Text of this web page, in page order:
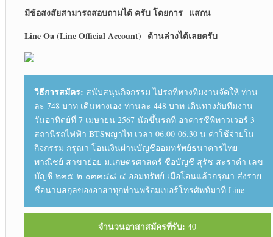
มีข้อสงสัยสามารถสอบถามได้ ครับ โดยการแสกน
Line Oa (Line Official Account) ด้านล่างได้เลยครับ
วิธีการสมัคร: สนับสนุนกิจกรรม ไปรถที่ทางทีมงานจัดให้ ท่าน
ละ 748 บาท เดินทางเอง ท่านละ 448 บาท เดินทางกับทีมงาน
วันอาทิตย์ที่ 7 เมษายน 2567 นัดขึ้นรถที่ อาคารซีพีทาวเวอร์ 3
สถานีรถไฟฟ้า BTSพญาไท เวลา 06.00-06.30 น ค่าใช้จ่ายใน
กิจกรรม กรุณา โอนเงินผ่านบัญชีออมทรัพย์ธนาคารไทย
พาณิชย์ สาขาย่อย ม.เกษตรศาสตร์ ชื่อบัญชี สุรัช สะราคำ เลข
บัญชี ๒๓๕-๒-๐๓๓๔๘-๔ ออมทรัพย์ เมื่อโอนแล้วกรุณา ส่งราย
ชื่อนามสกุลของอาสาทุกท่านพร้อมเบอร์โทรศัพท์มาที่ Line
จำนวนอาสาสมัครที่รับ: 40